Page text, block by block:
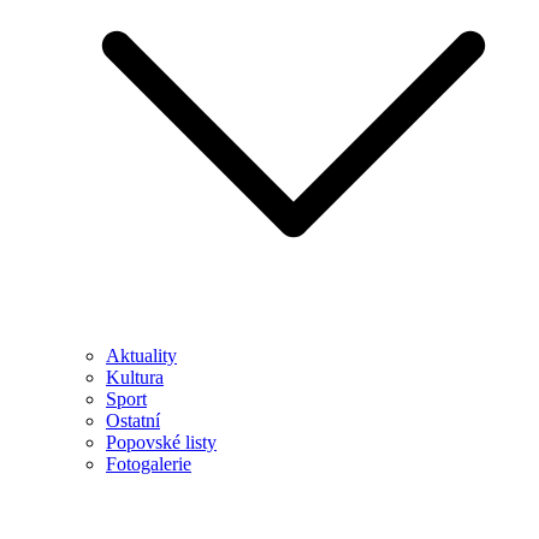
Aktuality
Kultura
Sport
Ostatní
Popovské listy
Fotogalerie